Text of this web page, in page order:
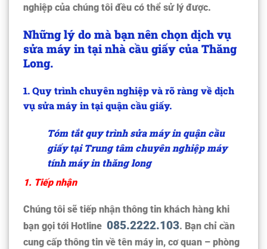
nghiệp của chúng tôi đều có thể sử lý được.
Những lý do mà bạn nên chọn dịch vụ
sửa máy in tại nhà cầu giấy của Thăng
Long.
1. Quy trình chuyên nghiệp và rõ ràng về dịch
vụ sửa máy in tại quận cầu giấy.
Tóm tắt quy trình sửa máy in quận cầu
giấy tại Trung tâm chuyên nghiệp máy
tính máy inthăng long
1. Tiếp nhận
Chúng tôi sẽ tiếp nhận thông tin khách hàng khi
bạn gọi tới Hotline 085.2222.103. Bạn chỉ cần
cung cấp thông tin về tên máy in, cơ quan – phòng